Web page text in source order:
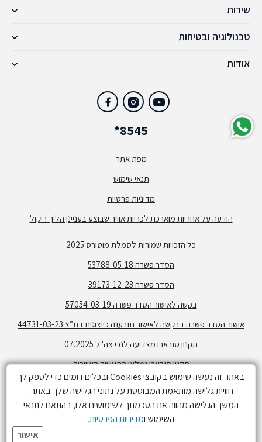
באתר זה נעשה שימוש בקובצי Cookies ובכלים דומים כדי לספק לך
חוויית גלישה מותאמת המבוססת על נתוני הגלישה שלך באתר.
המשך הגלישה מהווה את הסכמתך לשימושים אלו, בהתאם לתנאי
השימוש ומדיניות הפרטיות.
אישור
שירות
טכנולוגיה ובטיחות
אודות
*8545
מפת אתר
תנאי שימוש
מדיניות פרטיות
הודעה על אחריות מוארכת לכריות אוויר שבוצע בעניינן הליך ריקול
כל הזכויות שמורות לסמלת מוטורס 2025
הסדר פשרה 53788-05-18
הסדר פשרה 39173-12-23
בקשה לאישור הסדר פשרה 57054-03-19
אישור הסדר פשרה בבקשה לאישור תובענה כייצוגית בת”צ 44731-03-23
תקנון סובארו מצדיעה לנכי צה"ל 07.2025
תקנון סובארו גמלאי התעשיה האווירית
תקנון פעילות גולשים -בלוז כנעני
תקנון מימון קרוסטרק ללא ריבית
זמינות הדגמים השונים בכפוף למלאי. התמונות המפרטים והנתונים הנ"ל
הינם בעלי אופי של מידע כללי בלבד ואינם זמינים בכל הדגמים או רמות